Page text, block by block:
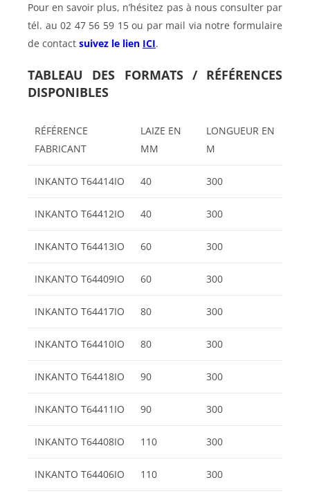
Pour en savoir plus, n’hésitez pas à nous consulter par
tél. au 02 47 56 59 15 ou par mail via notre formulaire
de contact suivez le lien ICI.
TABLEAU DES FORMATS / RÉFÉRENCES
DISPONIBLES
RÉFÉRENCE
FABRICANT
LAIZE EN
MM
LONGUEUR EN
M
INKANTO T64414IO 40 300
INKANTO T64412IO 40 300
INKANTO T64413IO 60 300
INKANTO T64409IO 60 300
INKANTO T64417IO 80 300
INKANTO T64410IO 80 300
INKANTO T64418IO 90 300
INKANTO T64411IO 90 300
INKANTO T64408IO 110 300
INKANTO T64406IO 110 300